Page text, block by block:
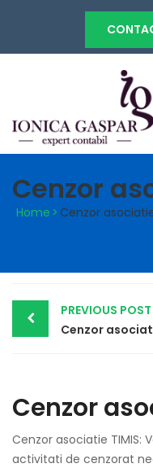
Cenzor
Home > Cenzor
Post
navigation
PREVIOUS POST
Cenzor
Cenzor asociatie TIMIS:
activitati de cenzorat